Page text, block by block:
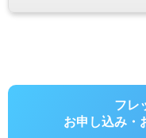
フレ
お申し込み・